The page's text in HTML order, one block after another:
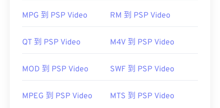
MPG 到 PSP Video RM 到 PSP Video
QT 到 PSP Video M4V 到 PSP Video
MOD 到 PSP Video SWF 到 PSP Video
MPEG 到 PSP Video MTS 到 PSP Video